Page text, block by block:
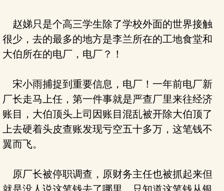
赵娣只是个高三学生除了学校外面的世界接触
很少，去的最多的地方是李兰所在的工地食堂和
大伯所在的电厂，电厂？！
宋小雨捕捉到重要信息，电厂！一年前电厂新
厂长走马上任，第一件事就是严查厂里来往经济
账目，大伯顶头上司因账目混乱被开除大伯顶了
上去硬着头皮查账发现亏空五十多万，这笔钱不
翼而飞。
原厂长被停职调查，原财务主任也被抓起来但